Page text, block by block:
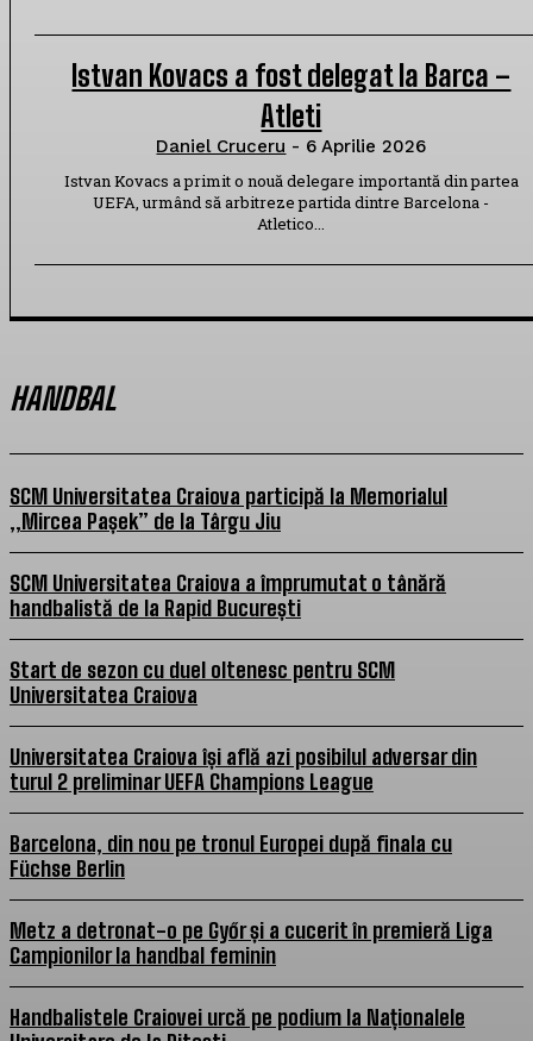
Istvan Kovacs a fost delegat la Barca –
Atleti
Daniel Cruceru - 6 Aprilie 2026
Istvan Kovacs a primit o nouă delegare importantă din partea
UEFA, urmând să arbitreze partida dintre Barcelona -
Atletico...
HANDBAL
SCM Universitatea Craiova participă la Memorialul
„Mircea Pașek” de la Târgu Jiu
SCM Universitatea Craiova a împrumutat o tânără
handbalistă de la Rapid București
Start de sezon cu duel oltenesc pentru SCM
Universitatea Craiova
Universitatea Craiova își află azi posibilul adversar din
turul 2 preliminar UEFA Champions League
Barcelona, din nou pe tronul Europei după finala cu
Füchse Berlin
Metz a detronat-o pe Győr și a cucerit în premieră Liga
Campionilor la handbal feminin
Handbalistele Craiovei urcă pe podium la Naționalele